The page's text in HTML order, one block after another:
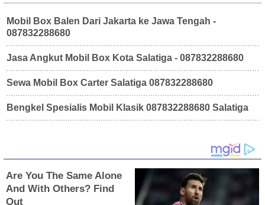
Mobil Box Balen Dari Jakarta ke Jawa Tengah -
087832288680
Jasa Angkut Mobil Box Kota Salatiga - 087832288680
Sewa Mobil Box Carter Salatiga 087832288680
Bengkel Spesialis Mobil Klasik 087832288680 Salatiga